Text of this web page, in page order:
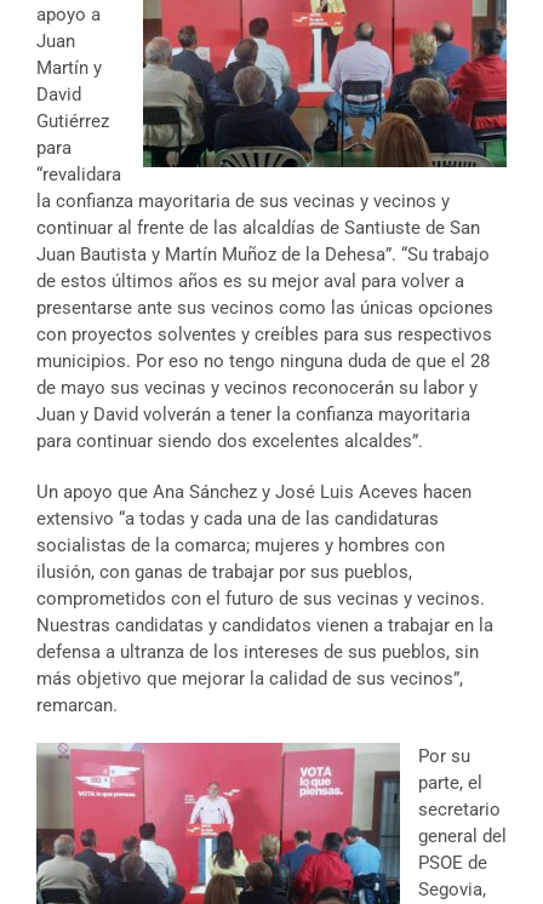
apoyo a
Juan
Martín y
David
Gutiérrez
para
“revalidara
la confianza mayoritaria de sus vecinas y vecinos y
continuar al frente de las alcaldías de Santiuste de San
Juan Bautista y Martín Muñoz de la Dehesa”. “Su trabajo
de estos últimos años es su mejor aval para volver a
presentarse ante sus vecinos como las únicas opciones
con proyectos solventes y creíbles para sus respectivos
municipios. Por eso no tengo ninguna duda de que el 28
de mayo sus vecinas y vecinos reconocerán su labor y
Juan y David volverán a tener la confianza mayoritaria
para continuar siendo dos excelentes alcaldes”.
Un apoyo que Ana Sánchez y José Luis Aceves hacen
extensivo “a todas y cada una de las candidaturas
socialistas de la comarca; mujeres y hombres con
ilusión, con ganas de trabajar por sus pueblos,
comprometidos con el futuro de sus vecinas y vecinos.
Nuestras candidatas y candidatos vienen a trabajar en la
defensa a ultranza de los intereses de sus pueblos, sin
más objetivo que mejorar la calidad de sus vecinos”,
remarcan.
Por su
parte, el
secretario
general del
PSOE de
Segovia,